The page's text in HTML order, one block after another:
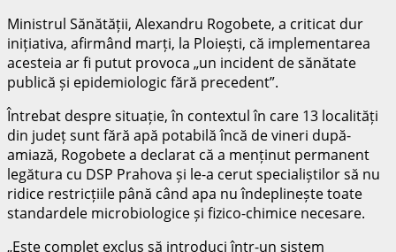
Ministrul Sănătății, Alexandru Rogobete, a criticat dur
inițiativa, afirmând marți, la Ploiești, că implementarea
acesteia ar fi putut provoca „un incident de sănătate
publică și epidemiologic fără precedent”.
Întrebat despre situație, în contextul în care 13 localități
din județ sunt fără apă potabilă încă de vineri după-
amiază, Rogobete a declarat că a menținut permanent
legătura cu DSP Prahova și le-a cerut specialiștilor să nu
ridice restricțiile până când apa nu îndeplinește toate
standardele microbiologice și fizico-chimice necesare.
„Este complet exclus să introduci într-un sistem